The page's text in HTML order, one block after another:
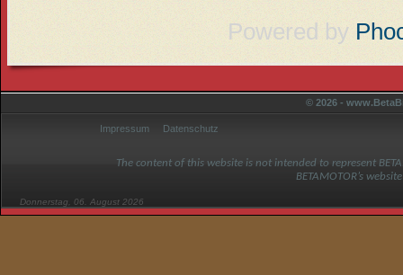
Powered by
© 2026 -
Impressum Datenschutz
The content of this website is not intended to represent
BETAMOTOR’s
Donnerstag, 06. August 2026